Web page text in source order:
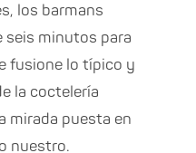
los barmans
seis minutos para
fusione lo típico y
la coctelería
mirada puesta en
nuestro.